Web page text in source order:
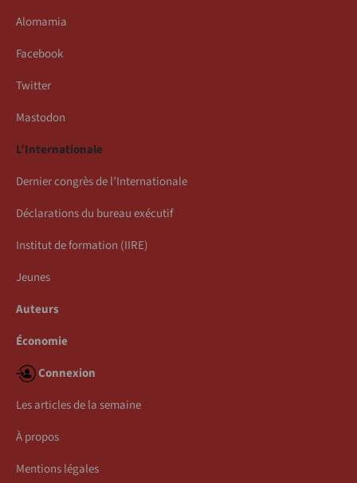
Alomamia
Facebook
Twitter
Mastodon
L’Internationale
Dernier congrès de l’Internationale
Déclarations du bureau exécutif
Institut de formation (IIRE)
Jeunes
Auteurs
Économie
Connexion
Les articles de la semaine
À propos
Mentions légales